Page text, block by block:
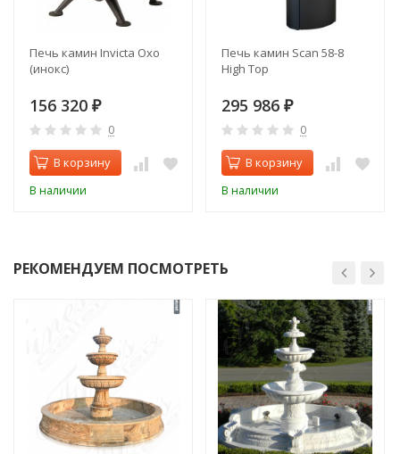
Печь камин Invicta Oxo
(инокс)
156 320 ₽
0
В корзину
В наличии
Печь камин Scan 58-8
High Top
295 986 ₽
0
В корзину
В наличии
РЕКОМЕНДУЕМ ПОСМОТРЕТЬ